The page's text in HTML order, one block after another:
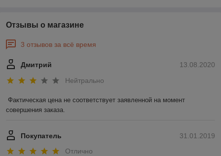
Отзывы о магазине
3 отзывов за всё время
13.08.2020
Дмитрий
Нейтрально
Фактическая цена не соответствует заявленной на момент
совершения заказа.
31.01.2019
Покупатель
Отлично